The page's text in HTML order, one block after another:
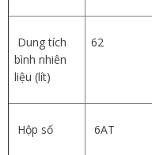
Dung tích
bình nhiên
liệu (lít)
62
Hộp số 6AT